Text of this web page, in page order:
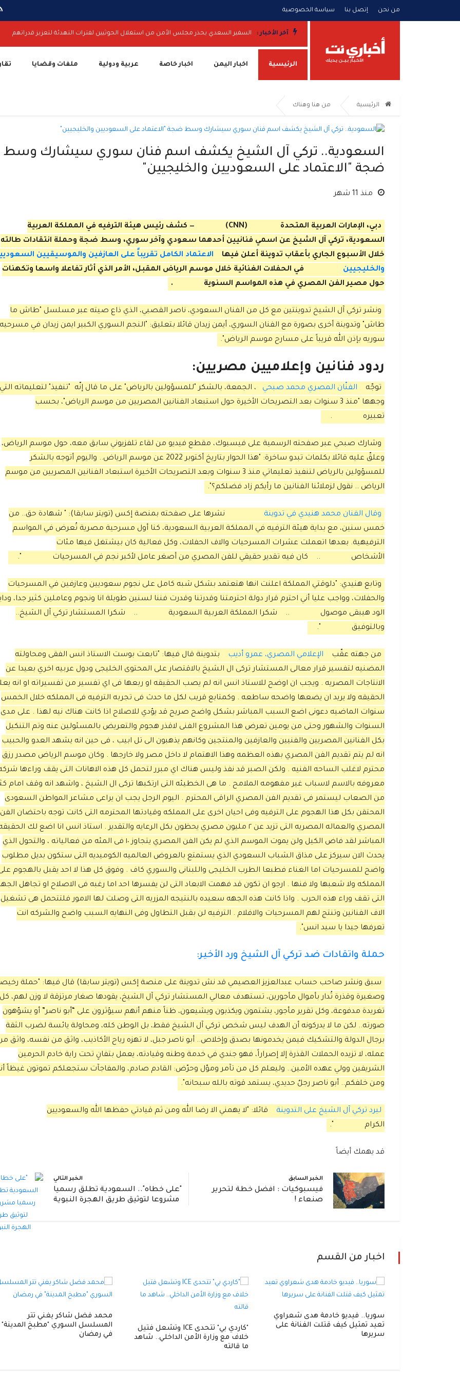
من نحن إتصل بنا سياسة الخصوصية
آخر الأخبار : السفير السعدي يحذر مجلس الأمن من استغلال الحوثيين لفترات التهدئة لتعزيز قدراتهم
الرئيسية اخبار اليمن اخبار خاصة عربية ودولية ملفات وقضايا
الرئيسية من هنا وهناك
السعودية.. تركي آل الشيخ يكشف اسم فنان سوري سيشارك وسط
ضجة "الاعتماد على السعوديين والخليجيين"
منذ 11 شهر
دبي، الإمارات العربية المتحدة (CNN)
— كشف رئيس هيئة الترفيه في المملكة العربية
السعودية، تركي آل الشيخ عن اسمي فنانيين أحدهما سعودي وآخر سوري، وسط ضجة وحملة انتقادات طالته
خلال الأسبوع الجاري بأعقاب تدوينة أعلن فيها
الاعتماد الكامل تقريباً على العازفين والموسيقيين
والخليجيين
في الحفلات الغنائية خلال موسم الرياض المقبل، الأمر الذي أثار تفاعلا واسعا وتكهنات
حول مصير الفن المصري في هذه المواسم السنوية
.
ونشر تركي آل الشيخ تدوينتين مع كل من الفنان السعودي، ناصر القصبي، الذي ذاع صيته عبر مسلسل "طاش ما
طاش" وتدوينة أخرى بصورة مع الفنان السوري، أيمن زيدان قائلا بتعليق: "النجم السوري الكبير ايمن زيدان في مسرحيه
سوريه بإذن الله قريباً على مسارح موسم الرياض".
ردود فنانين وإعلاميين مصريين:
توجّه الفنّان المصري محمد صبحي
، الجمعة، بالشكر "للمسؤولين بالرياض" على ما قال إنّه "تنفيذ" لتعليماته التي
وجهها "منذ 3 سنوات بعد التصريحات الأخيرة حول استبعاد الفنانين المصريين من موسم الرياض"، بحسب
تعبيره
.
وشارك صبحي عبر صفحته الرسمية على فيسبوك، مقطع فيديو من لقاء تلفزيوني سابق معه، حول موسم الرياض،
وعلقّ عليه قائلا بكلمات تبدو ساخرة: "هذا الحوار بتاريخ أكتوبر 2022 عن موسم الرياض.. واليوم أتوجه بالشكر
للمسؤولين بالرياض لتنفيذ تعليماتي منذ 3 سنوات وبعد التصريحات الأخيرة استبعاد الفنانين المصريين من موسم
الرياض .. نقول لزملائنا الفنانين ما رأيكم زاد فضلكم؟".
وقال الفنان محمد هنيدي في تدوينة
نشرها على صفحته بمنصة إكس (تويتر سابقا): " شهادة حق.. من
خمس سنين، مع بداية هيئة الترفيه في المملكة العربية السعودية، كنا أول مسرحية مصرية تُعرض في المواسم
الترفيهية. بعدها اتعملت عشرات المسرحيات والاف الحفلات، وكل فعالية كان بيشتغل فيها مئات
الأشخاص
.. كان فيه تقدير حقيقي للفن المصري من أصغر عامل لأكبر نجم في المسرحيات ".
وتابع هنيدي: "دلوقتي المملكة اعلنت انها هتعتمد بشكل شبه كامل على نجوم سعوديين وعازفين في المسرحيات
والحفلات، وواجب عليا أني احترم قرار دولة احترمتنا وقدرتنا وقدرت فننا لسنين طويلة انا ونجوم وعاملين كثير جدا،
الود هيبقى موصول
.. شكرا المملكة العربية السعودية ..
شكرا المستشار تركي آل الشيخ..
وبالتوفيق
".
من جهته عقّب الإعلامي المصري، عمرو أديب
بتدوينة قال فيها: "تابعت بوست الاستاذ انس الفقى ومحاولته
المضنيه لتفسير قرار معالى المستشار تركى ال الشيخ بالاقتصار على المحتوى الخليجى ودول عربيه اخري بعيدا عن
الانتاجات المصريه . ويجب ان اوضح للاستاذ انس انه لم يصب الحقيقه او ربعها فى اي تفسير من تفسيراته او انه
الحقيقه ولا يريد ان يضعها واضحه ساطعه . وكمتابع قريب لكل ما حدث فى تجربه الترفيه فى المملكه خلال الخمس
سنوات الماضيه دعونى اضع السبب المباشر بشكل واضح صريح قد يؤدي للاصلاح اذا كانت هناك نيه لهذا . على مدى
السنوات والشهور وحتى من يومين تعرض هذا المشروع الفنى لاقذر هجوم والتعريض بالمسئولين عنه وتم التنكيل
بكل الفنانين المصريين والفنيين والعازفين والمنتجين وكانهم يذهبون الى تل ابيب ، فى حين انه يشهد العدو والحبيب
انه لم يتم تقديم الفن المصري بهذه العظمه وهذا الاهتمام لا داخل مصر ولا خارجها . وكان موسم الرياض مصدر رزق
محترم لاغلب الساحه الفنيه . ولكن الصبر قد نفذ وليس هناك اي مبرر لتحمل كل هذه الاهانات التى يقف وراءها
معروفه بالاسم لاسباب غير مفهومه الملامح . ما هى الخطيئه التى ارتكبها تركى ال الشيخ ، واشهد انه وقف امام
من الصعاب ليستمر فى تقديم الفن المصري الراقى المحترم . اليوم الرجل يجب ان يراعى مشاعر المواطن السعودى
المحتقن بكل هذا الهجوم على الترفيه وفى احيان اخرى على المملكه وقيادتها المحترمه التى كانت توجه باحتضان الفن
المصري والعماله المصريه التى تزيد عن ٢ مليون مصري يحظون بكل الرعايه والتقدير . استاذ انس انا اضع لك
المباشر لقد فاض الكيل ولن يموت الموسم الذي لم يكن الفن المصري يتجاوز ١٠ فى المئه من فعالياته ، والتحول الذي
يحدث الان سيركز على مذاق الشباب السعودي الذي يستمتع بالعروض العالميه الكوميديه التى ستكون بديل مطلوب
واضح للمسرحيات اما الغناء فطبعا الطرب الخليجى واللبنانى والسوري كاف . وفوق كل هذا لا احد يقبل بالهجوم
المملكه ولا شعبها ولا فنها . ارجو ان تكون قد فهمت الابعاد التى لن يفسرها احد اما رغبه فى الاصلاح او تجاهل
التى تقف وراء هذه الحرب . واذا كانت هذه الجهه سعيده بالنتيجه المزريه التى وصلت لها الامور فلتتحمل هى تشغيل
الاف الفنانين وتنتج لهم المسرحيات والافلام . الترفيه لن بقبل التطاول وفى النهايه السبب واضح والشركه انت
تعرفها جيدا يا سيد انس".
حملة واتقادات ضد تركي آل الشيخ ورد الأخير:
سبق ونشر صاحب حساب عبدالعزيز العصيمي قد نش تدوينة على منصة إكس (تويتر سابقا) قال فيها: "حملة
وصغيرة وقذرة تُدار بأموال مأجورين، تستهدف معالي المستشار تركي آل الشيخ، يقودها صغار مرتزقة لا وزن لهم، كل
تغريدة مدفوعة، وكل تقرير مأجور، يشتمون ويكذبون ويشيعون، ظناً منهم أنهم سيؤثرون على “أبو ناصر” أو يشوّهون
صورته.. لكن ما لا يدركونه أن الهدف ليس شخص تركي آل الشيخ فقط، بل الوطن كله، ومحاولة يائسة لضرب الثقة
برجال الدولة والتشكيك فيمن يخدمونها بصدق وإخلاص.. أبو ناصر جبل، لا تهزه رياح الأكاذيب، واثق من نفسه، واثق
عمله، لا تزيده الحملات القذرة إلا إصراراً، فهو جندي في خدمة وطنه وقيادته، يعمل بتفانٍ تحت راية خادم الحرمين
الشريفين وولي عهده الأمين.. وليعلم كل من تآمر وموّل وحرّض: القادم صادم، والمفاجآت ستجعلكم تموتون غيظاً
ومن خلفكم.. أبو ناصر رجلٌ حديدي، يستمد قوته بالله سبحانه".
ليرد تركي آل الشيخ على التدوينة
قائلا: "لا يهمني الا رضا الله ومن ثم قيادتي حفظها الله والسعوديين
الكرام
".
قد يهمك أيضاً
الخبر السابق
فيسبوكيات : افضل خطة لتحرير
صنعاء !
الخبر التالي
"على خطاه".. السعودية تطلق رسميا
مشروعا لتوثيق طريق الهجرة النبوية
اخبار من القسم
سوريا.. فيديو خادمة هدى شعراوي
تعيد تمثيل كيف قتلت الفنانة على
سريرها
"كاردي بي" تتحدى ICE وتشعل فتيل
خلاف مع وزارة الأمن الداخلي.. شاهد
ما قالته
محمد فضل شاكر يغني تتر
المسلسل السوري "مطبخ المدينة"
في رمضان